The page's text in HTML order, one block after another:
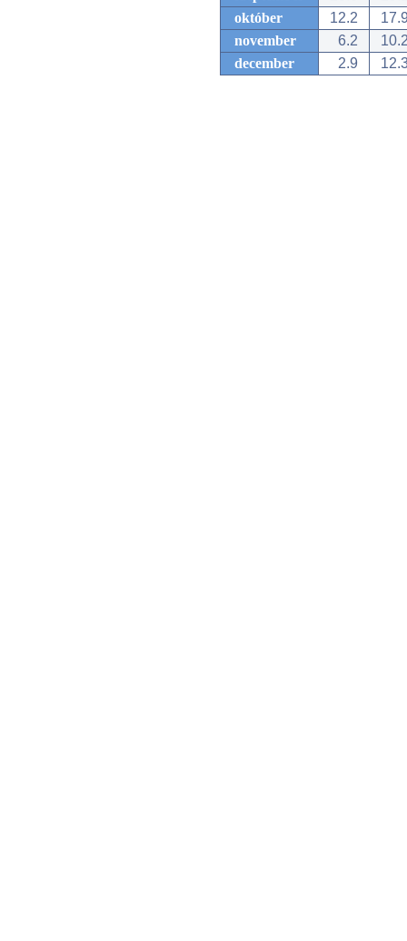
október
12.2
november
6.2
december
2.9